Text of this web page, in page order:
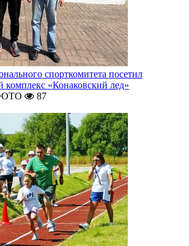
спорткомитета посетил
комплекс «Конаковский лед»
87